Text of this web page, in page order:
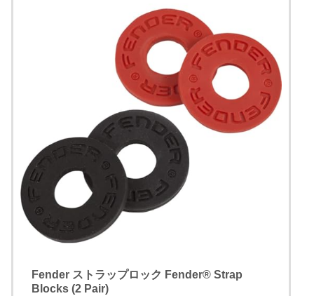
Fender ストラップロック Fender® Strap
Blocks (2 Pair)